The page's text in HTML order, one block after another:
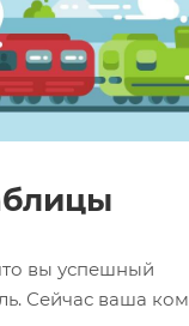
вы успешный
Сейчас ваша